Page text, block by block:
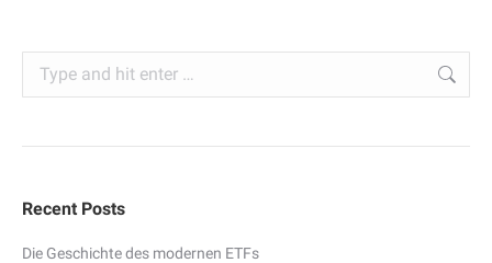
Search:
Recent Posts
Die Geschichte des modernen ETFs